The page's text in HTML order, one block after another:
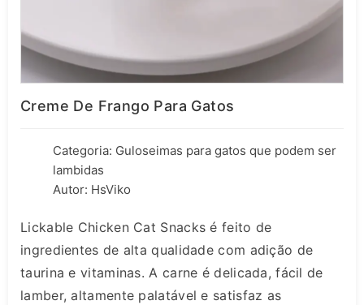
Creme De Frango Para Gatos
Categoria: Guloseimas para gatos que podem ser
lambidas
Autor: HsViko
Lickable Chicken Cat Snacks é feito de
ingredientes de alta qualidade com adição de
taurina e vitaminas. A carne é delicada, fácil de
lamber, altamente palatável e satisfaz as